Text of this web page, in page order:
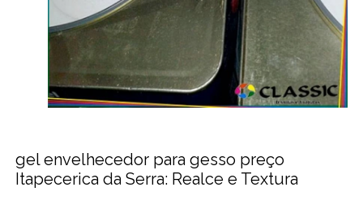
gel envelhecedor para gesso preço
Itapecerica da Serra: Realce e Textura